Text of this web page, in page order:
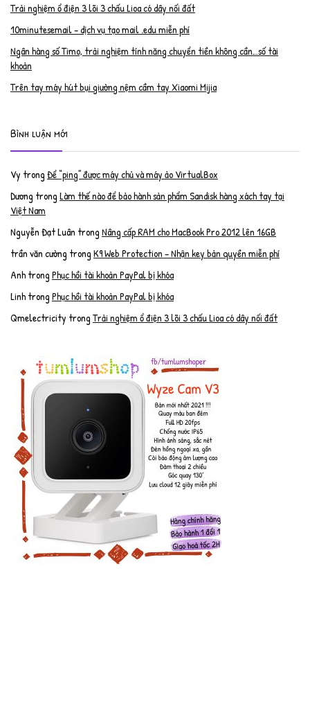
Trải nghiệm ổ điện 3 lõi 3 chấu Lioa có dây nối đất
10minutesemail – dịch vụ tạo mail .edu miễn phí
Ngân hàng số Timo, trải nghiệm tính năng chuyển tiền không cần…số tài
khoản
Trên tay máy hút bụi giường nệm cầm tay Xiaomi Mijia
Bình luận mới
Vy trongĐể “ping” được máy chủ và máy ảo VirtualBox
Dương trongLàm thế nào để bảo hành sản phẩm Sandisk hàng xách tay tại
Việt Nam
Nguyễn Đạt Luân trongNâng cấp RAM cho MacBook Pro 2012 lên 16GB
trần văn cường trongK9 Web Protection – Nhận key bản quyền miễn phí
AnhtrongPhục hồi tài khoản PayPal bị khóa
LinhtrongPhục hồi tài khoản PayPal bị khóa
Qmelectricity trongTrải nghiệm ổ điện 3 lõi 3 chấu Lioa có dây nối đất